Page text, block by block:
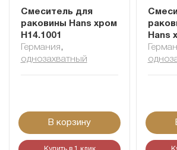
Смеситель для
раковины Hans хром
H14.1001
Германия ,
однозахватный
В корзину
Hans